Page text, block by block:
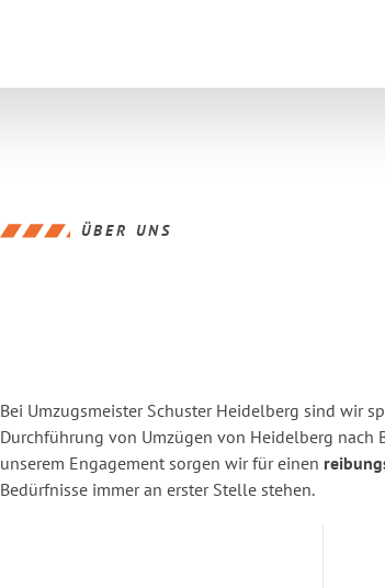
ÜBER UNS
Bei Umzugsmeister Schuster Heidelberg sind wir
Durchführung von Umzügen von Heidelberg nach
unserem Engagement sorgen wir für einen
Bedürfnisse immer an erster Stelle stehen.